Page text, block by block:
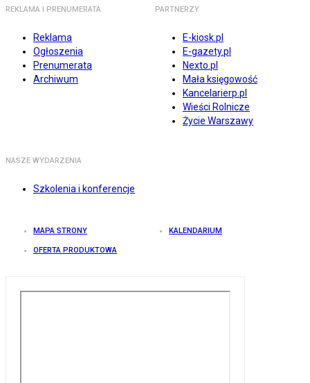
REKLAMA I PRENUMERATA
Reklama
Ogłoszenia
Prenumerata
Archiwum
PARTNERZY
E-kiosk.pl
E-gazety.pl
Nexto.pl
Mała księgowość
Kancelarierp.pl
Wieści Rolnicze
Życie Warszawy
NASZE WYDARZENIA
Szkolenia i konferencje
MAPA STRONY KALENDARIUM
OFERTA PRODUKTOWA